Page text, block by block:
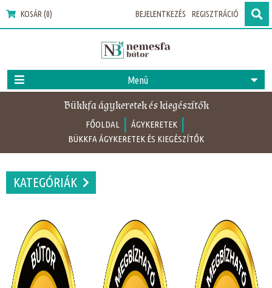
KOSÁR (0) BEJELENTKEZÉS REGISZTRÁCIÓ
Menü
Bükkfa ágykeretek és kiegészítők
FŐOLDAL ÁGYKERETEK
BÜKKFA ÁGYKERETEK ÉS KIEGÉSZÍTŐK
KATEGÓRIÁK